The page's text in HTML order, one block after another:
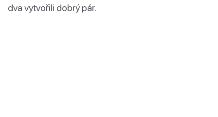
dva vytvořili dobrý pár.